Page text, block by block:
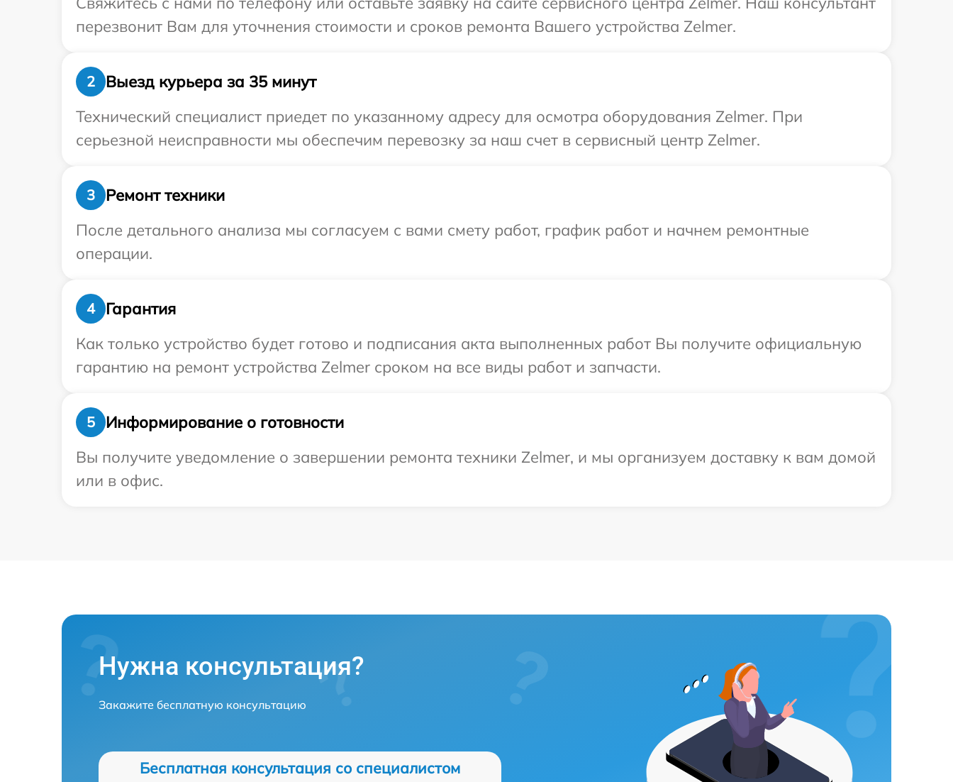
перезвонит Вам для уточнения стоимости и сроков ремонта Вашего устройства Zelmer.
2
Выезд курьера за 35 минут
Технический специалист приедет по указанному адресу для осмотра оборудования Zelmer. При
серьезной неисправности мы обеспечим перевозку за наш счет в сервисный центр Zelmer.
3
Ремонт техники
После детального анализа мы согласуем с вами смету работ, график работ и начнем ремонтные
операции.
4
Гарантия
Как только устройство будет готово и подписания акта выполненных работ Вы получите официальную
гарантию на ремонт устройства Zelmer сроком на все виды работ и запчасти.
5
Информирование о готовности
Вы получите уведомление о завершении ремонта техники Zelmer, и мы организуем доставку к вам домой
или в офис.
Нужна консультация?
Закажите бесплатную консультацию
Бесплатная консультация со специалистом